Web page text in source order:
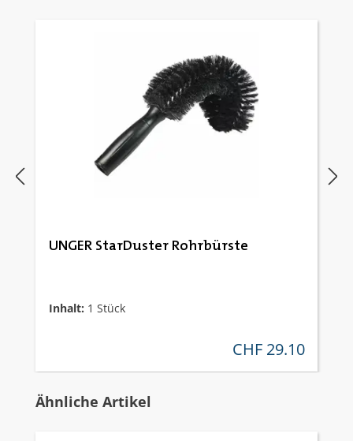
UNGER StarDuster Rohrbürste
Inhalt: 1 Stück
regulärer preis:
CHF 29.10
Produktgalerie überspringen
Ähnliche Artikel